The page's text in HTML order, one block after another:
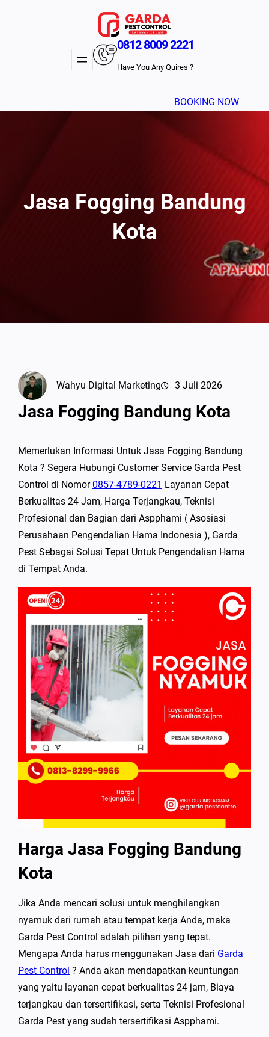
0812 8009 2221
Have You Any Quires ?
BOOKING NOW
Jasa Fogging Bandung
Kota
Wahyu Digital Marketing 3 Juli 2026
Jasa Fogging Bandung Kota
Memerlukan Informasi Untuk Jasa Fogging Bandung
Kota ? Segera Hubungi Customer Service Garda Pest
Control di Nomor0857-4789-0221 Layanan Cepat
Berkualitas 24 Jam, Harga Terjangkau, Teknisi
Profesional dan Bagian dari Aspphami ( Asosiasi
Perusahaan Pengendalian Hama Indonesia ), Garda
Pest Sebagai Solusi Tepat Untuk Pengendalian Hama
di Tempat Anda.
Harga Jasa Fogging Bandung
Kota
Jika Anda mencari solusi untuk menghilangkan
nyamuk dari rumah atau tempat kerja Anda, maka
Garda Pest Control adalah pilihan yang tepat.
Mengapa Anda harus menggunakan Jasa dari Garda
Pest Control ? Anda akan mendapatkan keuntungan
yang yaitu layanan cepat berkualitas 24 jam, Biaya
terjangkau dan tersertifikasi, serta Teknisi Profesional
Garda Pest yang sudah tersertifikasi Aspphami.